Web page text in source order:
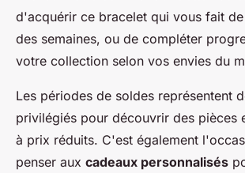
d'acquérir ce bracelet qui vous fait
des semaines, ou de compléter
votre collection selon vos envies du
Les périodes de soldes représentent
privilégiés pour découvrir des pièces
à prix réduits. C'est également
penser aux cadeaux personnalisés